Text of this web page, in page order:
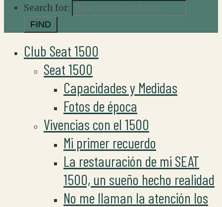
Search for:
Club Seat 1500
Seat 1500
Capacidades y Medidas
Fotos de época
Vivencias con el 1500
Mi primer recuerdo
La restauración de mi SEAT
1500, un sueño hecho realidad
No me llaman la atención los